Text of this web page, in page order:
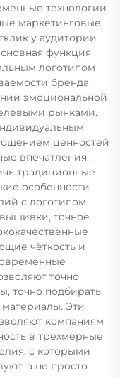
технологии
маркетинговые
у аудитории
функция
логотипом
бренда,
эмоциональной
рынками.
ценностей
впечатления,
традиционные
особенности
с логотипом
точное
чёткость и
точно
точно подбирать
Эти
компаниям
в трёхмерные
с которыми
а не просто